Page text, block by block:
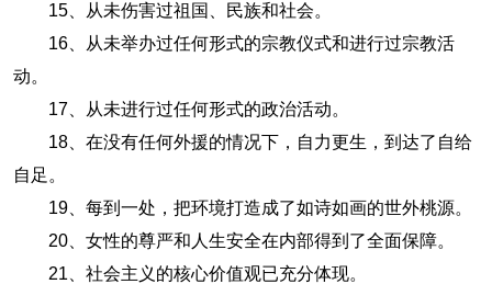
15、从未伤害过祖国、民族和社会。
16、从未举办过任何形式的宗教仪式和进行过宗教活
动。
17、从未进行过任何形式的政治活动。
18、在没有任何外援的情况下，自力更生，到达了自给
自足。
19、每到一处，把环境打造成了如诗如画的世外桃源。
20、女性的尊严和人生安全在内部得到了全面保障。
21、社会主义的核心价值观已充分体现。